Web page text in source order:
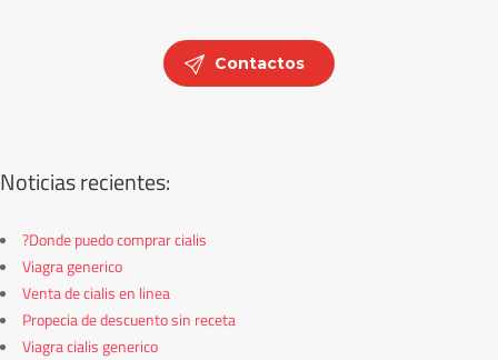
Contactos
Noticias recientes:
?Donde puedo comprar cialis
Viagra generico
Venta de cialis en linea
Propecia de descuento sin receta
Viagra cialis generico